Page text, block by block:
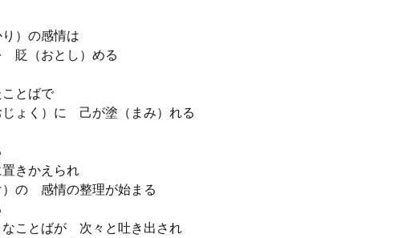
アーカイブ（４）
社会福祉セミナー
り）の感情は
貶（おとし）める
ことばで
じょく）に 己が塗（まみ）れる
きかえられ
）の 感情の整理が始まる
なことばが 次々と吐き出され